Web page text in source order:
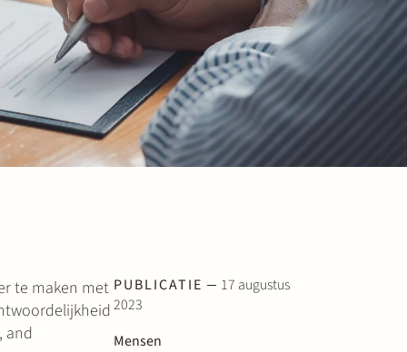
PUBLICATIE
17 augustus
2023
Mensen
te maken met
and